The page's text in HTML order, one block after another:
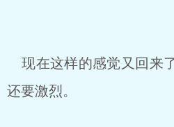
现在这样的感觉又回来
还要激烈。